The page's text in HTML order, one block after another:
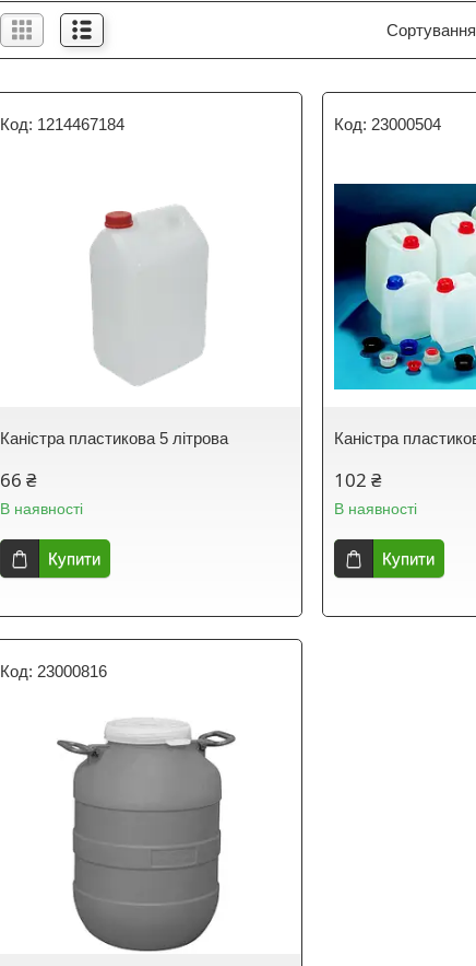
1214467184
Каністра пластикова 5 літрова
66 ₴
В наявності
Купити
23000504
Каністра
102 ₴
В наявності
Купити
23000816